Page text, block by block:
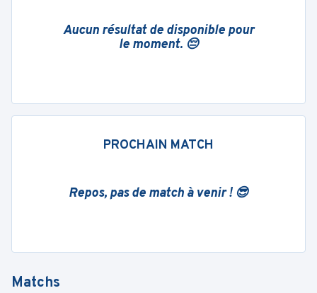
Aucun résultat de disponible pour
le moment. 😔
PROCHAIN MATCH
Repos, pas de match à venir ! 😎
Matchs